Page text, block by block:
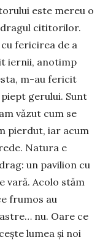
este mereu o
dragul cititorilor.
fericirea de a
iernii, anotimp
m-au fericit
gerului. Sunt
văzut cum se
pier­dut, iar acum
Natura e
un pavilion cu
vară. Acolo stăm
frumos au
nu. Oare ce
lumea şi noi